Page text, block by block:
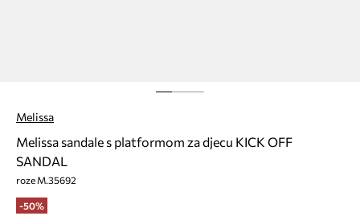
Melissa
Melissa sandale s platformom za djecu KICK OFF
SANDAL
roze M.35692
-50%